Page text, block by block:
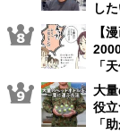
し
【
「
大
役
「